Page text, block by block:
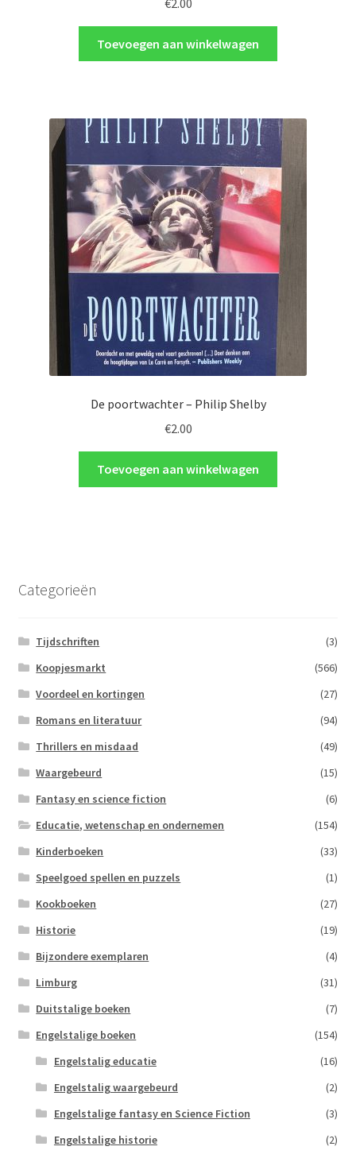
Toevoegen aan winkelwagen
De poortwachter – Philip Shelby
€2.00
Toevoegen aan winkelwagen
Categorieën
Tijdschriften
(3)
Koopjesmarkt
(566)
Voordeel en kortingen
(27)
Romans en literatuur
(94)
Thrillers en misdaad
(49)
Waargebeurd
(15)
Fantasy en science fiction
(6)
Educatie, wetenschap en ondernemen
(154)
Kinderboeken
(33)
Speelgoed spellen en puzzels
(1)
Kookboeken
(27)
Historie
(19)
Bijzondere exemplaren
(4)
Limburg
(31)
Duitstalige boeken
(7)
Engelstalige boeken
(154)
Engelstalig educatie
(16)
Engelstalig waargebeurd
(2)
Engelstalige fantasy en Science Fiction
(3)
Engelstalige historie
(2)